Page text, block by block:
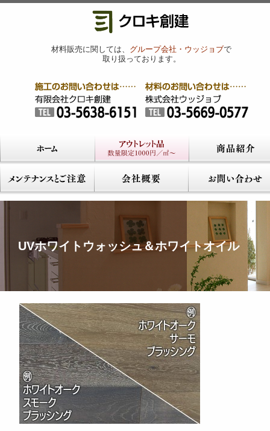
材料販売に関しては、 グループ会社・ウッジョブで
取り扱っております。
UVホワイトウォッシュ＆ホワイトオイル